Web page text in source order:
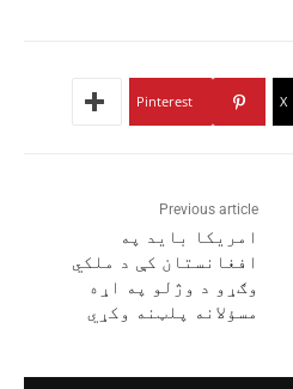
X
Pinterest
Previous article
امريکا بايد په
افغانستان کې د ملکي
وګړو د وژلو په اړه
مسؤلانه پلټنه وکړي